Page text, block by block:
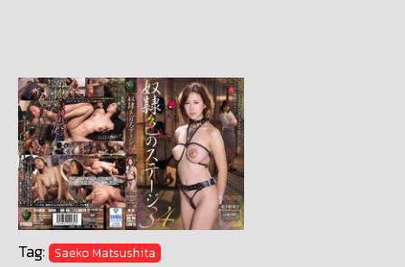
Tag: Saeko Matsushita